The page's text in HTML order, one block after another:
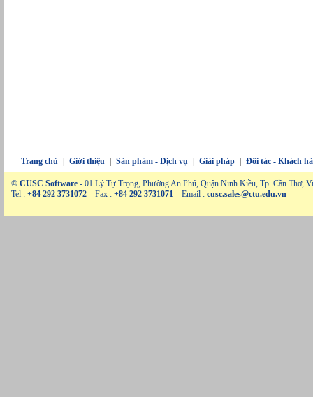
Trang chủ Giới thiệu Sản phẩm - Dịch vụ Giải pháp Đối tác - Khách
© CUSC Software - 01 Lý Tự Trọng, Phường An Phú, Quận Ninh Kiều, Tp. Cần Thơ,
Tel : +84 292 3731072 Fax : +84 292 3731071 Email : cusc.sales@ctu.edu.vn